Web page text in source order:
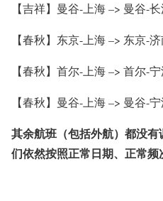
【吉祥】曼谷-上海 –> 曼谷-
【春秋】东京-上海 –> 东京-
【春秋】首尔-上海 –> 首尔-
【春秋】曼谷-上海 –> 曼谷-
其余航班（包括外航）都没
们依然按照正常日期、正常频